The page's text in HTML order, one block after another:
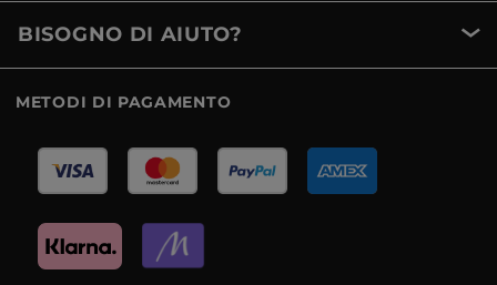
BISOGNO DI AIUTO?
METODI DI PAGAMENTO